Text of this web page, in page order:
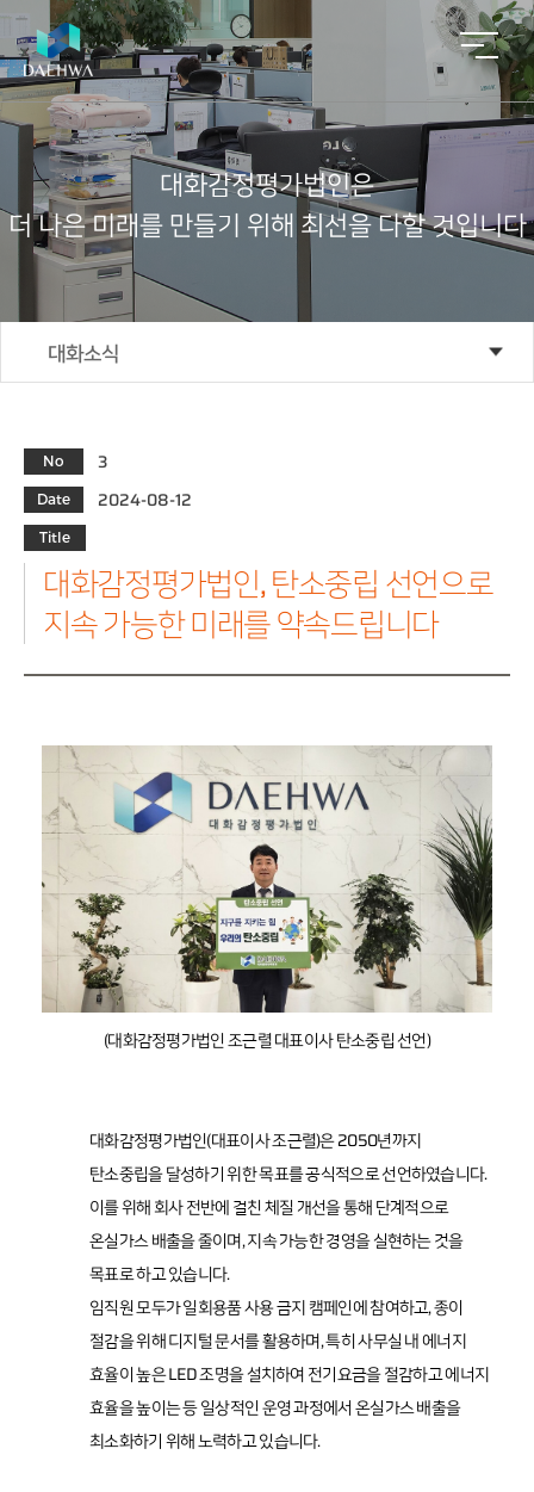
회
사
개
인
사
영
이
념
기
업
보
연
혁
직
지
개
감
평
가
사
개
사
업
역
공
적
정
비
사
업
평
가
담
평
가
PF·
업
련
평
기
타
영
주
요
적
재
개
건
축
공
적
평
가
일
거
래
담
업
무
의
감
정
절
차
감
정
평
가
수
수
료
감
평
알
림
당
인
재
용
공
고
대
화
식
ESG
ESG
영
ESG
천
성
과
자
회
부
동
산
인
컨
설
팅
그
Contact Us
E-mail :
daeha1@kapaland.co.kr
Tel : 02-525-2733
Address
대화감정평가법인은
더나은미래를만들기 위해 최선을다할것입니다
대화소식
채용공고
대화소식
No 3
Date 2024-08-12
Title
대화감정평가법인, 탄소중립 선언으로
지속 가능한 미래를 약속드립니다
(대화감정평가법인 조근렬 대표이사 탄소중립 선언)
대화감정평가법인(대표이사 조근렬)은 2050년까지
탄소중립을 달성하기 위한 목표를 공식적으로 선언하였습니다.
이를 위해 회사 전반에 걸친 체질 개선을 통해 단계적으로
온실가스 배출을 줄이며, 지속 가능한 경영을 실현하는 것을
목표로 하고 있습니다.
임직원 모두가 일회용품 사용 금지 캠페인에 참여하고, 종이
절감을 위해 디지털 문서를 활용하며, 특히 사무실 내 에너지
효율이 높은 LED 조명을 설치하여 전기요금을 절감하고 에너지
효율을 높이는 등 일상적인 운영 과정에서 온실가스 배출을
최소화하기 위해 노력하고 있습니다.